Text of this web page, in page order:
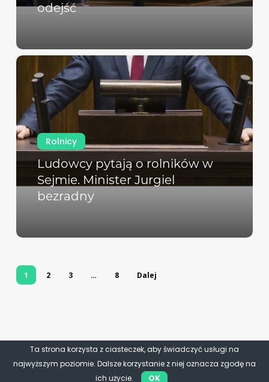
odejść
Rolnicy
Ludowcy pytają o rolników w
Sejmie. Minister Jurgiel
bezradny
1 2 3 … 8 Dalej
Ta strona korzysta z ciasteczek, aby świadczyć usługi na
najwyższym poziomie. Dalsze korzystanie z niej oznacza zgodę na
ich użycie.
OK